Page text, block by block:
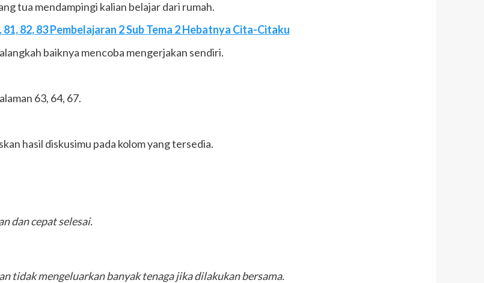
tua mendampingi kalian belajar dari rumah.
82, 83 Pembelajaran 2 Sub Tema 2 Hebatnya Cita-Citaku
baiknya mencoba mengerjakan sendiri.
63, 64, 67.
hasil diskusimu pada kolom yang tersedia.
dan cepat selesai.
tidak mengeluarkan banyak tenaga jika dilakukan bersama.